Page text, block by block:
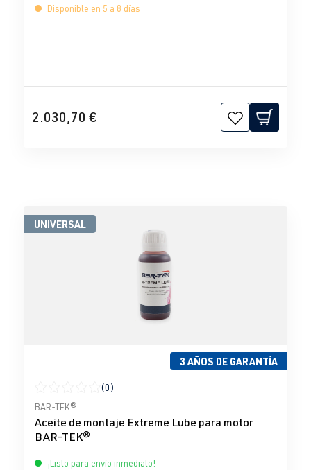
Disponible en 5 a 8 días
2.030,70 €
UNIVERSAL
3 AÑOS DE GARANTÍA
Calificación promedio de 0 de 5 estrellas
(0)
BAR-TEK®
Aceite de montaje Extreme Lube para motor
BAR-TEK®
¡Listo para envío inmediato!